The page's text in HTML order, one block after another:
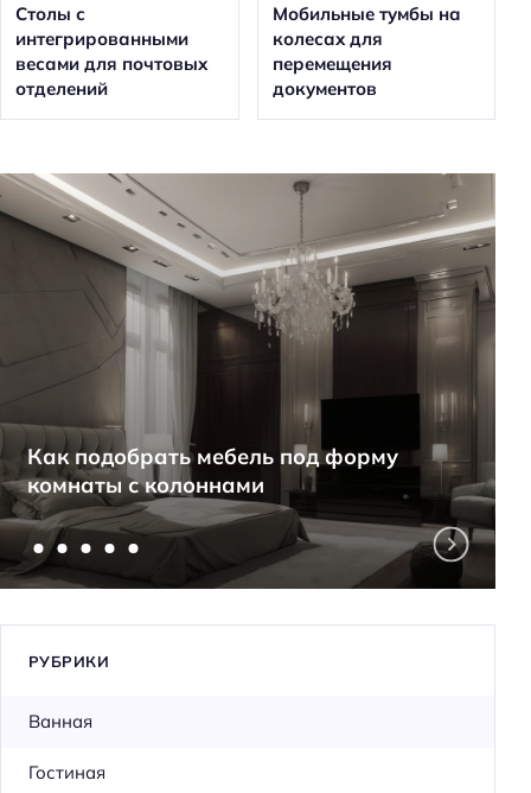
Столы с
интегрированными
весами для почтовых
отделений
Мобильные тумбы на
колесах для
перемещения
документов
Как подобрать мебель под форму
комнаты с колоннами
РУБРИКИ
Ванная
Гостиная